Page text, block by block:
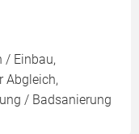
/ Einbau,
Abgleich,
/ Badsanierung